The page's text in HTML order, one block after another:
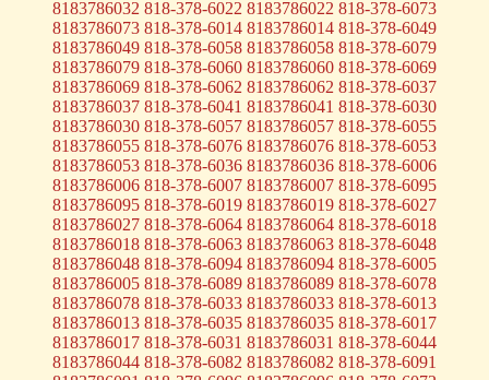
8183786032 818-378-6022 8183786022 818-378-6073
8183786073 818-378-6014 8183786014 818-378-6049
8183786049 818-378-6058 8183786058 818-378-6079
8183786079 818-378-6060 8183786060 818-378-6069
8183786069 818-378-6062 8183786062 818-378-6037
8183786037 818-378-6041 8183786041 818-378-6030
8183786030 818-378-6057 8183786057 818-378-6055
8183786055 818-378-6076 8183786076 818-378-6053
8183786053 818-378-6036 8183786036 818-378-6006
8183786006 818-378-6007 8183786007 818-378-6095
8183786095 818-378-6019 8183786019 818-378-6027
8183786027 818-378-6064 8183786064 818-378-6018
8183786018 818-378-6063 8183786063 818-378-6048
8183786048 818-378-6094 8183786094 818-378-6005
8183786005 818-378-6089 8183786089 818-378-6078
8183786078 818-378-6033 8183786033 818-378-6013
8183786013 818-378-6035 8183786035 818-378-6017
8183786017 818-378-6031 8183786031 818-378-6044
8183786044 818-378-6082 8183786082 818-378-6091